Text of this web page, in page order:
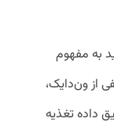
به مفهوم
از ون‌دایک،
داده تغذیه